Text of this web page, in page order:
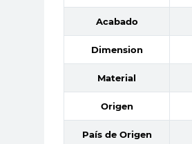
Acabado
Dimension
Material
Origen
País de Origen